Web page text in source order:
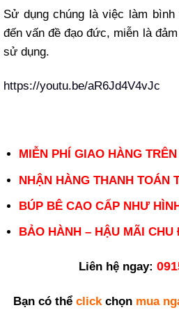
Sử dụng chúng là việc làm
đến vấn đề đạo đức, miễn là
sử dụng.
https://youtu.be/aR6Jd4V4vJc
MIỄN PHÍ GIAO HÀNG
NHẬN HÀNG THANH TOÁN
BÚP BÊ CAO CẤP NHƯ
BẢO HÀNH – HẬU MÃI CHU
Liên hệ ngay:
Bạn có thể clickchọn mua